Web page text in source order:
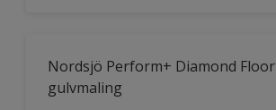
Nordsjö Perform+ Diamond Floor
gulvmaling